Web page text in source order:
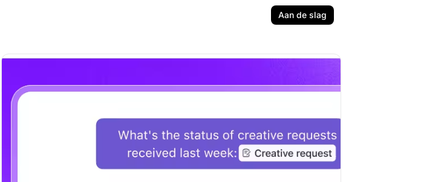
Aan de slag